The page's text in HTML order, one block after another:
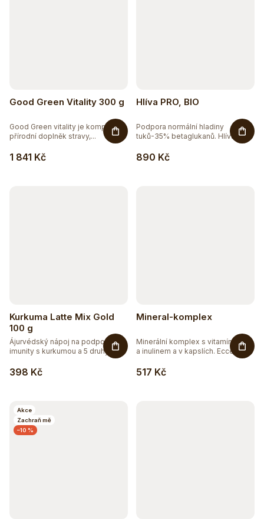
Good Green Vitality 300 g
1 841 Kč
Good Green vitality je komplexní
přírodní doplněk stravy,...
Hlíva PRO, BIO
890 Kč
Podpora normální hladiny
tuků-35% betaglukanů. Hlíva...
Kurkuma Latte Mix Gold
100 g
398 Kč
Ájurvédský nápoj na podporu
imunity s kurkumou a 5 druhy...
Mineral-komplex
517 Kč
Minerální komplex s vitamínem C
a inulinem a v kapslích. Ecce...
Akce
Zachraň mě
–10 %